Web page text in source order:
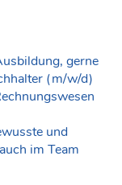
gerne
(m/w/d)
und
im Team